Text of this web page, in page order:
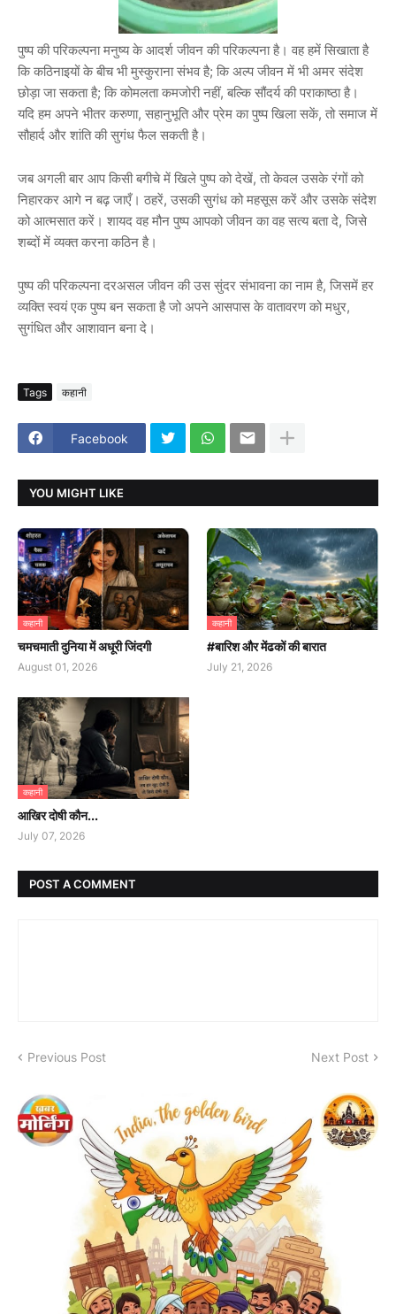
पुष्प की परिकल्पना मनुष्य के आदर्श जीवन की परिकल्पना है। वह हमें सिखाता है
कि कठिनाइयों के बीच भी मुस्कुराना संभव है; कि अल्प जीवन में भी अमर संदेश
छोड़ा जा सकता है; कि कोमलता कमजोरी नहीं, बल्कि सौंदर्य की पराकाष्ठा है।
यदि हम अपने भीतर करुणा, सहानुभूति और प्रेम का पुष्प खिला सकें, तो समाज में
सौहार्द और शांति की सुगंध फैल सकती है।
जब अगली बार आप किसी बगीचे में खिले पुष्प को देखें, तो केवल उसके रंगों को
निहारकर आगे न बढ़ जाएँ। ठहरें, उसकी सुगंध को महसूस करें और उसके संदेश
को आत्मसात करें। शायद वह मौन पुष्प आपको जीवन का वह सत्य बता दे, जिसे
शब्दों में व्यक्त करना कठिन है।
पुष्प की परिकल्पना दरअसल जीवन की उस सुंदर संभावना का नाम है, जिसमें हर
व्यक्ति स्वयं एक पुष्प बन सकता है जो अपने आसपास के वातावरण को मधुर,
सुगंधित और आशावान बना दे।
Tags कहानी
Facebook
YOU MIGHT LIKE
कहानी
चमचमाती दुनिया में अधूरी जिंदगी
August 01, 2026
कहानी
#बारिश और मेंढकों की बारात
July 21, 2026
कहानी
आखिर दोषी कौन...
July 07, 2026
POST A COMMENT
Previous Post Next Post